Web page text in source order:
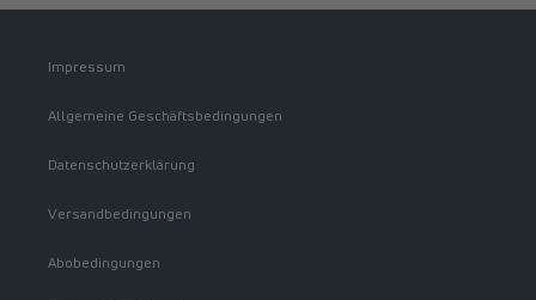
Impressum
Allgemeine Geschäftsbedingungen
Datenschutzerklärung
Versandbedingungen
Abobedingungen